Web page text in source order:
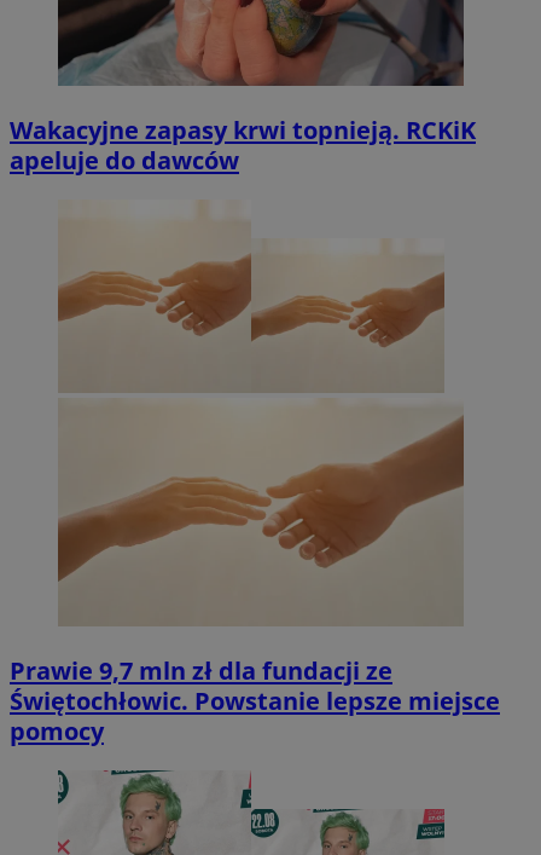
Wakacyjne zapasy krwi topnieją. RCKiK
apeluje do dawców
Prawie 9,7 mln zł dla fundacji ze
Świętochłowic. Powstanie lepsze miejsce
pomocy